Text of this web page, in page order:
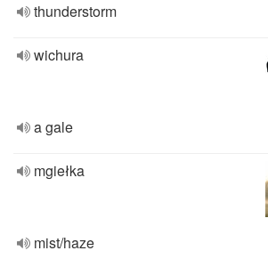
thunderstorm
wichura
a gale
mgiełka
mist/haze